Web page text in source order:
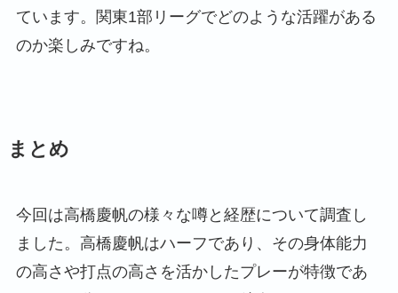
ています。関東1部リーグでどのような活躍がある
のか楽しみですね。
まとめ
今回は高橋慶帆の様々な噂と経歴について調査し
ました。高橋慶帆はハーフであり、その身体能力
の高さや打点の高さを活かしたプレーが特徴であ